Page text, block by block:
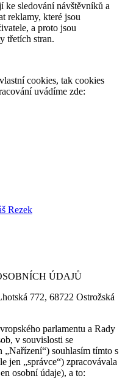
ke sledování návštěvníků a
reklamy, které jsou
a proto jsou
třetích stran.
cookies, tak cookies
uvádíme zde:
Rezek
ÚDAJŮ
772, 68722 Ostrožská
parlamentu a Rady
v souvislosti se
„Nařízení“) souhlasím tímto s
jen „správce“) zpracovávala
osobní údaje), a to: